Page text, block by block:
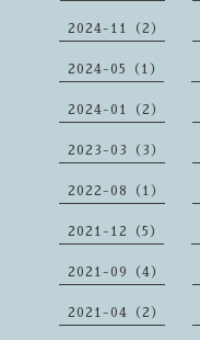
2024-11（2）
2024-05（1）
2024-01（2）
2023-03（3）
2022-08（1）
2021-12（5）
2021-09（4）
2021-04（2）